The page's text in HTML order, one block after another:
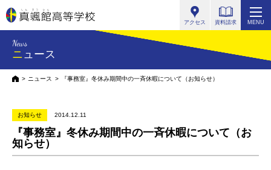
アクセス 資料請求 MENU
News
ニュース
HOMEニュース 『事務室』冬休み期間中の一斉休暇について（お知らせ）
お知らせ 2014.12.11
『事務室』冬休み期間中の一斉休暇について（お
知らせ）